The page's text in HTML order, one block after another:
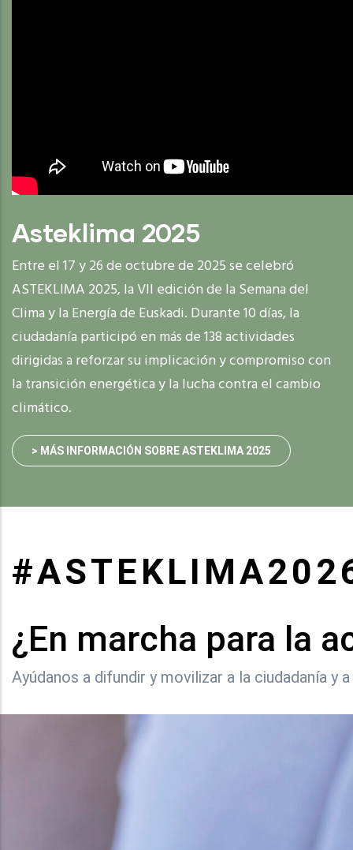
Asteklima 2025
Entre el 17 y 26 de octubre de 2025 se celebró
ASTEKLIMA 2025, la VII edición de la Semana del
Clima y la Energía de Euskadi. Durante 10 días, la
ciudadanía participó en más de 138 actividades
dirigidas a reforzar su implicación y compromiso con
la transición energética y la lucha contra el cambio
climático.
> MÁS INFORMACIÓN SOBRE ASTEKLIMA 2025
¿En marcha para la
Ayúdanos a difundir y movilizar a la ciudadanía